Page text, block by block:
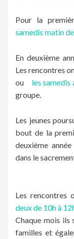
Pour la
samedis matin
En deuxième
Les rencontres
ou
les
groupe.
Les jeunes
bout de la
deuxième
dans le
Les rencontres
deux de 10h à
Chaque mois ils
familles et